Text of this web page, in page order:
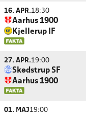
16. APR.18:30
Aarhus 1900
Kjellerup IF
27. APR.19:00
Skødstrup SF
Aarhus 1900
01. MAJ19:00